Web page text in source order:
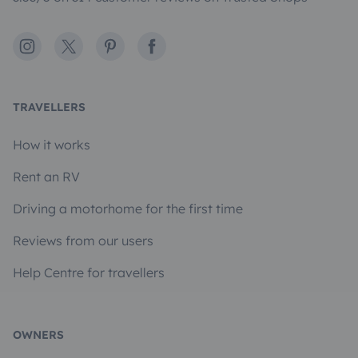
Instagram
X PinterestFacebook
TRAVELLERS
How it works
Rent an RV
Driving a motorhome for the first time
Reviews from our users
Help Centre for travellers
OWNERS